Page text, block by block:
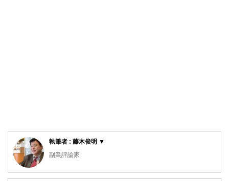
執筆者 : 藤木俊明 ▼
副業評論家
明治大学リバティアカデミー講師